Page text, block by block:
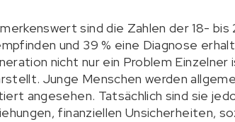
sind die Zahlen der 18-
und 39 % eine Diagnose
nicht nur ein Problem
Junge Menschen werden
angesehen. Tatsächlich sind sie
finanziellen Unsicherheiten,